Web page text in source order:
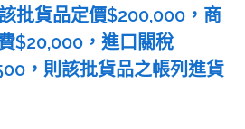
批貨品定價$200,000，商
$20,000，進口關稅
，則該批貨品之帳列進貨